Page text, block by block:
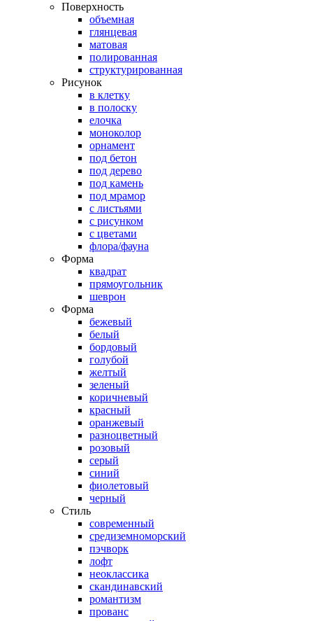
Поверхность
объемная
глянцевая
матовая
полированная
структурированная
Рисунок
в клетку
в полоску
елочка
моноколор
орнамент
под бетон
под дерево
под камень
под мрамор
с листьями
с рисунком
с цветами
флора/фауна
Форма
квадрат
прямоугольник
шеврон
Форма
бежевый
белый
бордовый
голубой
желтый
зеленый
коричневый
красный
оранжевый
разноцветный
розовый
серый
синий
фиолетовый
черный
Стиль
современный
средиземноморский
пэчворк
лофт
неоклассика
скандинавский
романтизм
прованс